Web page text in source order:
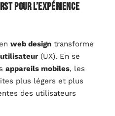
pour l’expérience
en web design transforme
(UX). En se
appareils mobiles, les
plus légers et plus
des utilisateurs